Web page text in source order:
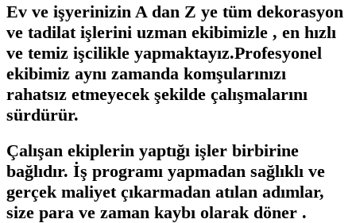
Ev ve işyerinizin A dan Z ye tüm dekorasyon
ve tadilat işlerini uzman ekibimizle , en hızlı
ve temiz işcilikle yapmaktayız.Profesyonel
ekibimiz aynı zamanda komşularınızı
rahatsız etmeyecek şekilde çalışmalarını
sürdürür.
Çalışan ekiplerin yaptığı işler birbirine
bağlıdır. İş programı yapmadan sağlıklı ve
gerçek maliyet çıkarmadan atılan adımlar,
size para ve zaman kaybı olarak döner .